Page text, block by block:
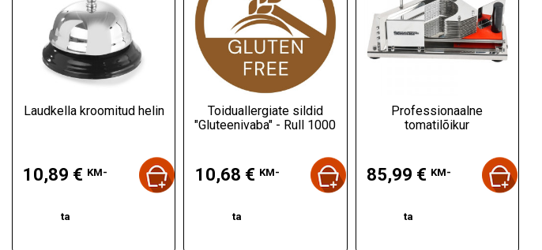
Laudkella kroomitud helin
10,89 € KM-
ta
Toiduallergiate sildid
"Gluteenivaba" - Rull 1000
10,68 € KM-
ta
Professionaalne
tomatilõikur
85,99 € KM-
ta